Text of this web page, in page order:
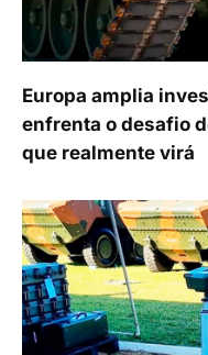
Europa amplia
enfrenta o desafio
que realmente virá